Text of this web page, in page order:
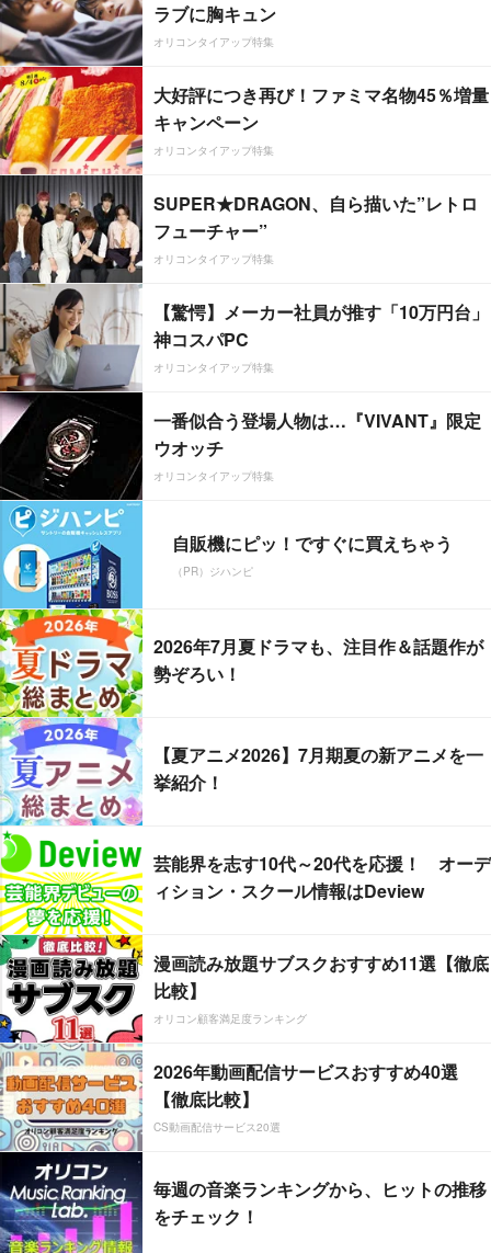
ラブに胸キュン
オリコンタイアップ特集
大好評につき再び！ファミマ名物45％増量
キャンペーン
オリコンタイアップ特集
SUPER★DRAGON、自ら描いた”レトロ
フューチャー”
オリコンタイアップ特集
【驚愕】メーカー社員が推す「10万円台」
神コスパPC
オリコンタイアップ特集
一番似合う登場人物は…『VIVANT』限定
ウオッチ
オリコンタイアップ特集
自販機にピッ！ですぐに買えちゃう
（PR）ジハンピ
2026年7月夏ドラマも、注目作＆話題作が
勢ぞろい！
【夏アニメ2026】7月期夏の新アニメを一
挙紹介！
芸能界を志す10代～20代を応援！ オーデ
ィション・スクール情報はDeview
漫画読み放題サブスクおすすめ11選【徹底
比較】
オリコン顧客満足度ランキング
2026年動画配信サービスおすすめ40選
【徹底比較】
CS動画配信サービス20選
毎週の音楽ランキングから、ヒットの推移
をチェック！